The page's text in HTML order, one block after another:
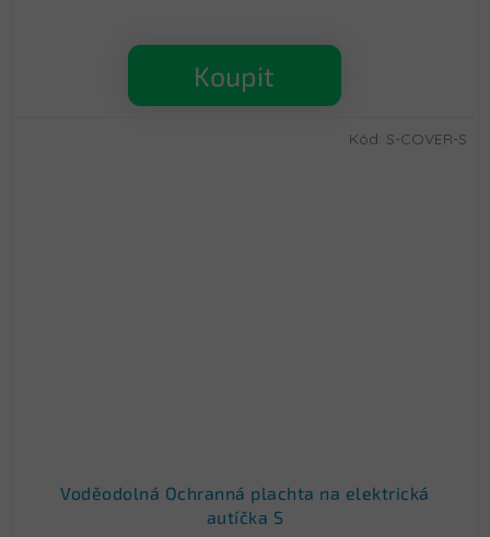
Koupit
Voděodolná Ochranná plachta na elektrická
autíčka S
Kód: S-COVER-S